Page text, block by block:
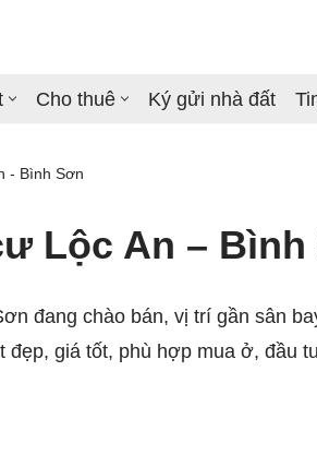
Cho thuê Ký gửi nhà đất
- Bình Sơn
Lộc An – Bình
đang chào bán, vị trí gần sân
giá tốt, phù hợp mua ở, đầu